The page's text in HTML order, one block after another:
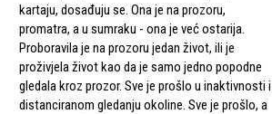
kartaju, dosađuju se. Ona je na prozoru,
promatra, a u sumraku - ona je već ostarija.
Proboravila je na prozoru jedan život, ili je
proživjela život kao da je samo jedno popodne
gledala kroz prozor. Sve je prošlo u inaktivnosti i
distanciranom gledanju okoline. Sve je prošlo, a